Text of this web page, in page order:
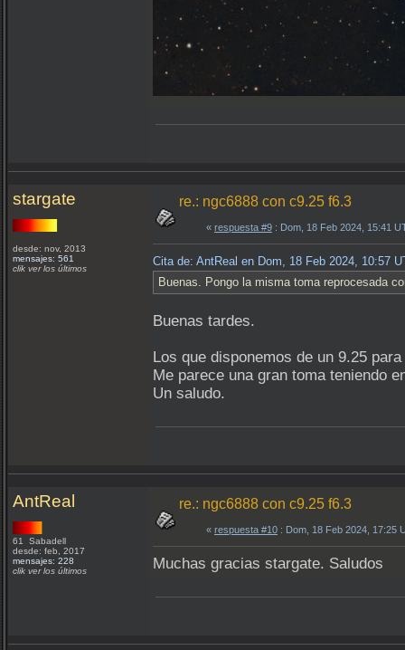
stargate
desde: nov, 2013
mensajes: 561
clik ver los últimos
re.: ngc6888 con c9.25 f6.3
« respuesta #9 : Dom, 18 Feb 2024, 15:41
Cita de: AntReal en Dom, 18 Feb 2024, 10:57
Buenas. Pongo la misma toma reprocesada
Buenas tardes.
Los que disponemos de un 9.25
Me parece una gran toma teniendo
Un saludo.
AntReal
61 Sabadell
desde: feb, 2017
mensajes: 228
clik ver los últimos
re.: ngc6888 con c9.25 f6.3
« respuesta #10 : Dom, 18 Feb 2024, 17:25
Muchas gracias stargate. Saludos